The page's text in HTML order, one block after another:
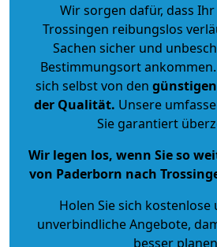
Wir sorgen dafür, dass
Trossingen reibungslos
Sachen sicher und
Bestimmungsort
sich selbst von den
der Qualität. Unsere
Sie garantiert
Wir legen los, wenn Sie so
von Paderborn nach
Holen Sie sich
unverbindliche Angebote,
besser